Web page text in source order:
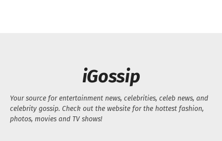
iGossip
Your source for entertainment news, celebrities, celeb news, and
celebrity gossip. Check out the website for the hottest fashion,
photos, movies and TV shows!